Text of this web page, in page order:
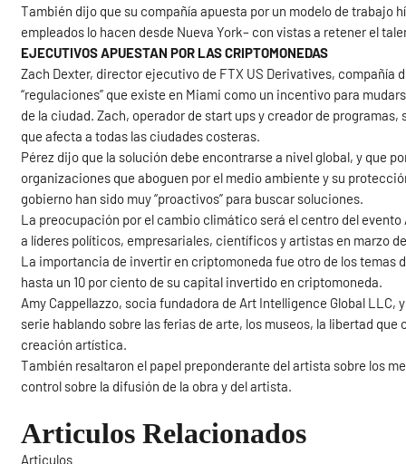
También dijo que su compañía apuesta por un modelo de trabajo
empleados lo hacen desde Nueva York– con vistas a retener el
EJECUTIVOS APUESTAN POR LAS CRIPTOMONEDAS
Zach Dexter, director ejecutivo de FTX US Derivatives,
“regulaciones” que existe en Miami como un incentivo para
de la ciudad. Zach, operador de start ups y creador de
que afecta a todas las ciudades costeras.
Pérez dijo que la solución debe encontrarse a nivel global, y que
organizaciones que aboguen por el medio ambiente y su
gobierno han sido muy “proactivos” para buscar soluciones.
La preocupación por el cambio climático será el centro del
a líderes políticos, empresariales, científicos y artistas en marzo
La importancia de invertir en criptomoneda fue otro de los
hasta un 10 por ciento de su capital invertido en criptomoneda.
Amy Cappellazzo, socia fundadora de Art Intelligence Global
serie hablando sobre las ferias de arte, los museos, la libertad
creación artística.
También resaltaron el papel preponderante del artista sobre los
control sobre la difusión de la obra y del artista.
Articulos Relacionados
Articulos